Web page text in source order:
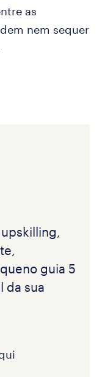
as
nem sequer
guia 5
da sua